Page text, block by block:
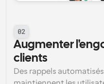
02
Augmenter
clients
Des rappels